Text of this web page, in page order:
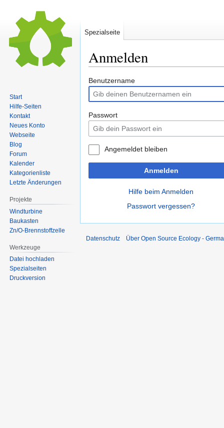
Anmelden
Zur
Navigation
springen
Zur
Suche
springen
Benutzername
Passwort
Angemeldet bleiben
Anmelden
Hilfe beim Anmelden
Passwort vergessen?
Spezialseite
Start
Hilfe-Seiten
Kontakt
Neues Konto
Webseite
Blog
Forum
Kalender
Kategorienliste
Letzte Änderungen
Projekte
Windturbine
Baukasten
Zn/O-Brennstoffzelle
Werkzeuge
Datei hochladen
Spezialseiten
Druckversion
Datenschutz Über Open Source Ecology -